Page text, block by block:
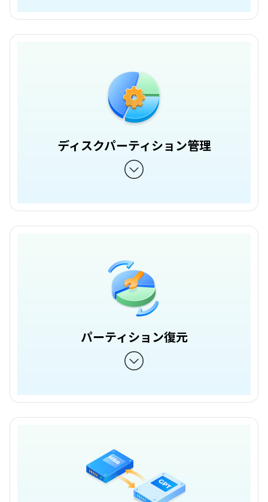
ディスクパーティション管理
パーティション復元